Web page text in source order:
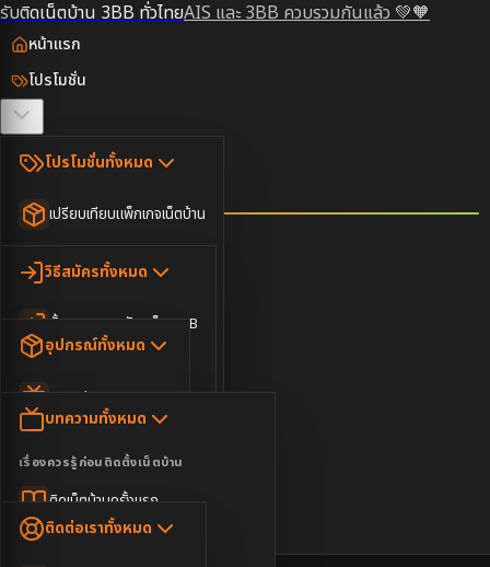
รับติดเน็ตบ้าน 3BB ทั่วไทยAIS และ 3BB ควบรวมกันแล้ว 💚🧡
หน้าแรก
โปรโมชั่น
โปรโมชั่นทั้งหมด
เปรียบเทียบแพ็กเกจเน็ตบ้าน
เน็ตบ้าน Super Fast
เน็ตบ้าน 2Gbps
เน็ตบ้านพร้อมกล่องทีวี
เน็ตบ้าน + Netflix
ตรวจสอบพื้นที่
วิธีสมัครทั้งหมด
ขั้นตอนการสมัครเน็ต 3BB
อุปกรณ์
อุปกรณ์ทั้งหมด
AIS Play Box
Dongle เน็ตสำรอง
บทความ
บทความทั้งหมด
เรื่องควรรู้ก่อนติดตั้งเน็ตบ้าน
ติดเน็ตบ้านครั้งแรก
ข่าวสาร
ติดต่อเราทั้งหมด
🇹🇭🇬🇧